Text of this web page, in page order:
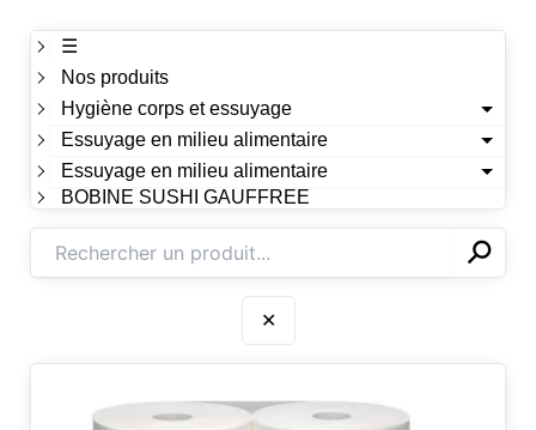
☰
Nos produits
Hygiène corps et essuyage
Essuyage en milieu alimentaire
Essuyage en milieu alimentaire
BOBINE SUSHI GAUFFREE
✕⚲
✕